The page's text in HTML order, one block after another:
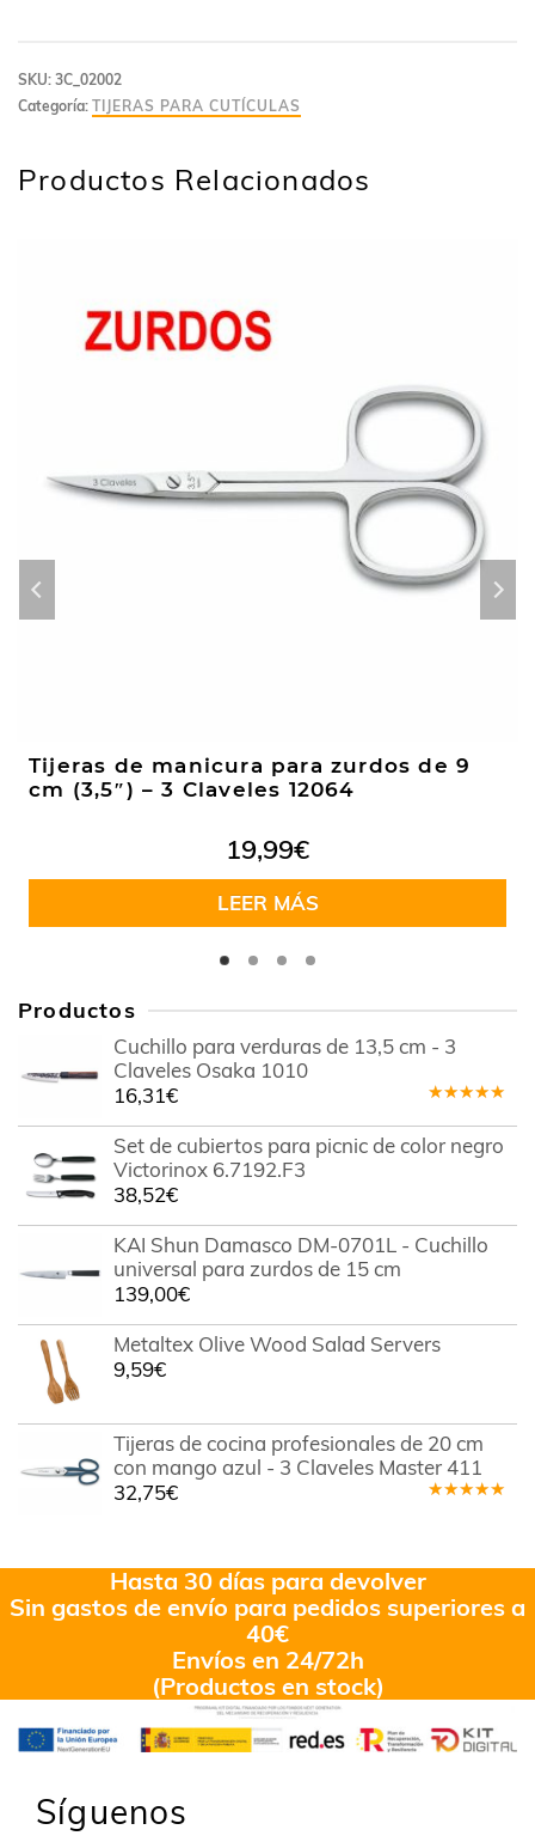
SKU: 3C_02002
Categoría: TIJERAS PARA CUTÍCULAS
Productos Relacionados
Tijeras de manicura para zurdos de 9
cm (3,5″) – 3 Claveles 12064
19,99€
LEER MÁS
Productos
Cuchillo para verduras de 13,5 cm - 3
Claveles Osaka 1010
en5.00de
5
16,31€
Set de cubiertos para picnic de color negro
Victorinox 6.7192.F3
38,52€
KAI Shun Damasco DM-0701L - Cuchillo
universal para zurdos de 15 cm
139,00€
Metaltex Olive Wood Salad Servers
9,59€
Tijeras de cocina profesionales de 20 cm
con mango azul - 3 Claveles Master 411
32,75€
Hasta 30 días para devolver
Sin gastos de envío para pedidos superiores a
40€
Envíos en 24/72h
(Productos en stock)
Síguenos